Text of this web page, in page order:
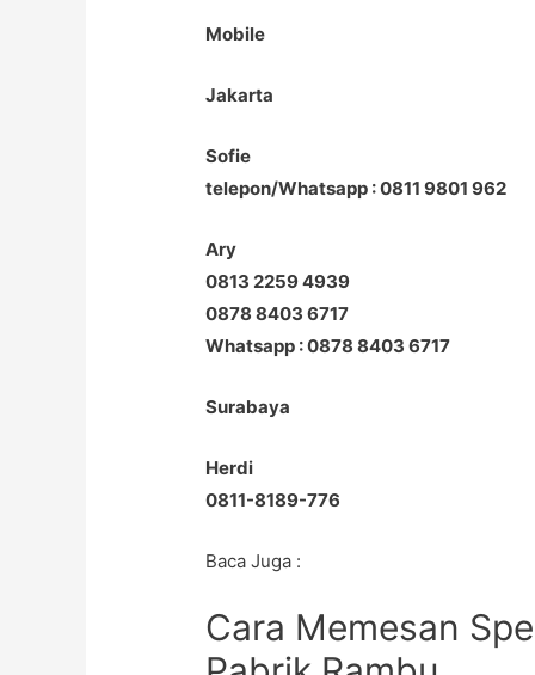
Mobile
Jakarta
Sofie
telepon/Whatsapp : 0811 9801 962
Ary
0813 2259 4939
0878 8403 6717
Whatsapp : 0878 8403 6717
Surabaya
Herdi
0811-8189-776
Baca Juga :
Cara Memesan